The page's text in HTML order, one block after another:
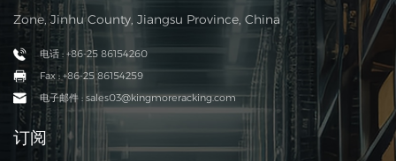
Zone, Jinhu County, Jiangsu Province, China
电话 : +86-25 86154260
Fax : +86-25 86154259
电子邮件 : sales03@kingmoreracking.com
订阅